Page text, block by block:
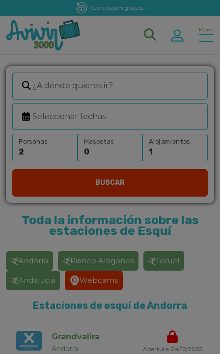
Cancelación gratuita
Menú
Personas Mascotas Alojamientos
BUSCAR
Toda la información sobre las
estaciones de Esquí
Andorra Pirineo Aragones Teruel
Andalucia Webcams
Estaciones de esquí de Andorra
Grandvalira
Andorra Apertura 04/12/2025